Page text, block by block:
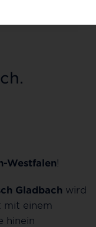
Westfalen!
Gladbach wird
mit einem
hinein